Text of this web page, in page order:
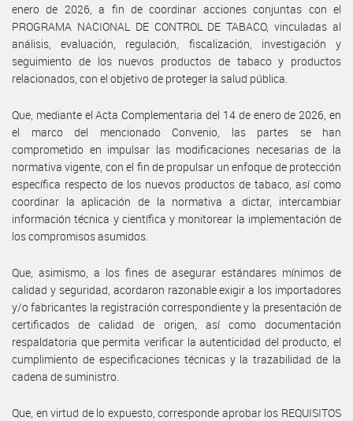
enero de 2026, a fin de coordinar acciones conjuntas con el
PROGRAMA NACIONAL DE CONTROL DE TABACO, vinculadas al
análisis, evaluación, regulación, fiscalización, investigación y
seguimiento de los nuevos productos de tabaco y productos
relacionados, con el objetivo de proteger la salud pública.
Que, mediante el Acta Complementaria del 14 de enero de 2026, en
el marco del mencionado Convenio, las partes se han
comprometido en impulsar las modificaciones necesarias de la
normativa vigente, con el fin de propulsar un enfoque de protección
específica respecto de los nuevos productos de tabaco, así como
coordinar la aplicación de la normativa a dictar, intercambiar
información técnica y científica y monitorear la implementación de
los compromisos asumidos.
Que, asimismo, a los fines de asegurar estándares mínimos de
calidad y seguridad, acordaron razonable exigir a los importadores
y/o fabricantes la registración correspondiente y la presentación de
certificados de calidad de origen, así como documentación
respaldatoria que permita verificar la autenticidad del producto, el
cumplimiento de especificaciones técnicas y la trazabilidad de la
cadena de suministro.
Que, en virtud de lo expuesto, corresponde aprobar los REQUISITOS